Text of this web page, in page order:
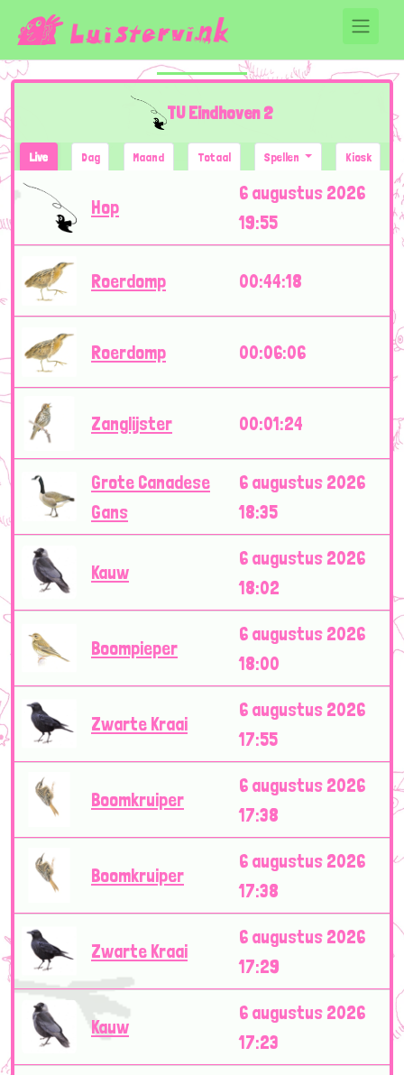
TU Eindhoven 2
Live Dag Maand Totaal Spellen Kiosk
Hop
6 augustus 2026
19:55
Roerdomp 00:44:18
Roerdomp 00:06:06
Zanglijster 00:01:24
Grote Canadese
Gans
6 augustus 2026
18:35
Kauw
6 augustus 2026
18:02
Boompieper
6 augustus 2026
18:00
Zwarte Kraai
6 augustus 2026
17:55
Boomkruiper
6 augustus 2026
17:38
Boomkruiper
6 augustus 2026
17:38
Zwarte Kraai
6 augustus 2026
17:29
Kauw
6 augustus 2026
17:23